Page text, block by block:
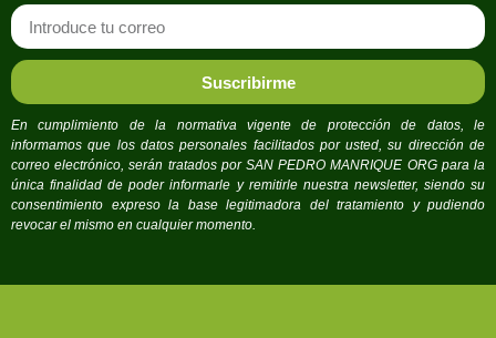
Suscribirme
En cumplimiento de la normativa vigente de protección de datos, le
informamos que los datos personales facilitados por usted, su dirección de
correo electrónico, serán tratados por SAN PEDRO MANRIQUE ORG para la
única finalidad de poder informarle y remitirle nuestra newsletter, siendo su
consentimiento expreso la base legitimadora del tratamiento y pudiendo
revocar el mismo en cualquier momento.